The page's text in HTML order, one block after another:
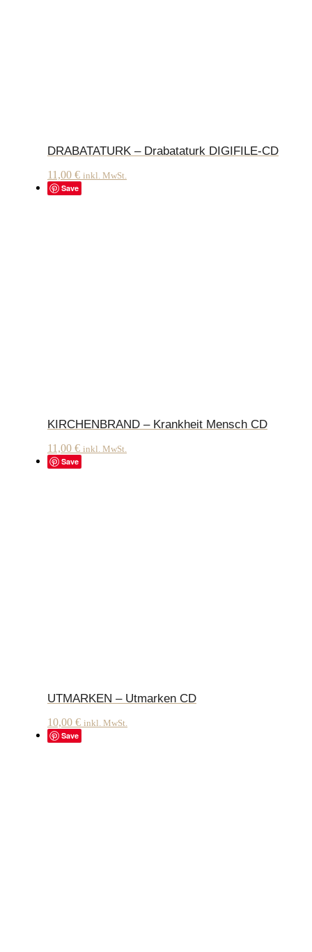
DRABATATURK – Drabataturk DIGIFILE-CD
11,00 € inkl. MwSt.
Save
KIRCHENBRAND – Krankheit Mensch CD
11,00 € inkl. MwSt.
Save
UTMARKEN – Utmarken CD
10,00 € inkl. MwSt.
Save